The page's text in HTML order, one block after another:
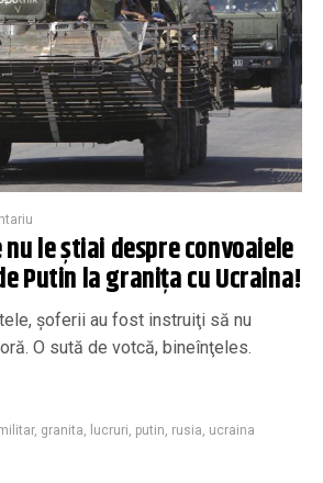
le știai despre convoaiele
Putin la granița cu Ucraina!
şoferii au fost instruiţi să nu
O sută de votcă, bineînţeles.
, granita lucruri putin rusia ucraina